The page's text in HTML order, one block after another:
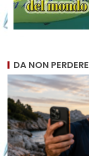
DA NON PERDERE